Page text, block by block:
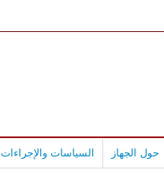
حول الجهاز السياسات والإجراءات